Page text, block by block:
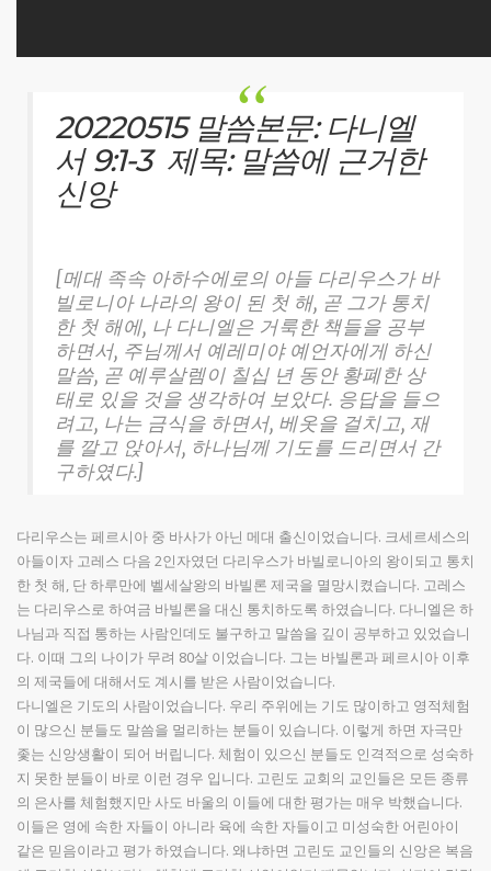
20220515 말씀본문: 다니엘
서 9:1-3 제목: 말씀에 근거한
신앙
[메대 족속 아하수에로의 아들 다리우스가 바
빌로니아 나라의 왕이 된 첫 해, 곧 그가 통치
한 첫 해에, 나 다니엘은 거룩한 책들을 공부
하면서, 주님께서 예레미야 예언자에게 하신
말씀, 곧 예루살렘이 칠십 년 동안 황폐한 상
태로 있을 것을 생각하여 보았다. 응답을 들으
려고, 나는 금식을 하면서, 베옷을 걸치고, 재
를 깔고 앉아서, 하나님께 기도를 드리면서 간
구하였다.]
다리우스는 페르시아 중 바사가 아닌 메대 출신이었습니다. 크세르세스의
아들이자 고레스 다음 2인자였던 다리우스가 바빌로니아의 왕이되고 통치
한 첫 해, 단 하루만에 벨세살왕의 바빌론 제국을 멸망시켰습니다. 고레스
는 다리우스로 하여금 바빌론을 대신 통치하도록 하였습니다. 다니엘은 하
나님과 직접 통하는 사람인데도 불구하고 말씀을 깊이 공부하고 있었습니
다. 이때 그의 나이가 무려 80살 이었습니다. 그는 바빌론과 페르시아 이후
의 제국들에 대해서도 계시를 받은 사람이었습니다.
다니엘은 기도의 사람이었습니다. 우리 주위에는 기도 많이하고 영적체험
이 많으신 분들도 말씀을 멀리하는 분들이 있습니다. 이렇게 하면 자극만
좇는 신앙생활이 되어 버립니다. 체험이 있으신 분들도 인격적으로 성숙하
지 못한 분들이 바로 이런 경우 입니다. 고린도 교회의 교인들은 모든 종류
의 은사를 체험했지만 사도 바울의 이들에 대한 평가는 매우 박했습니다.
이들은 영에 속한 자들이 아니라 육에 속한 자들이고 미성숙한 어린아이
같은 믿음이라고 평가 하였습니다. 왜냐하면 고린도 교인들의 신앙은 복음